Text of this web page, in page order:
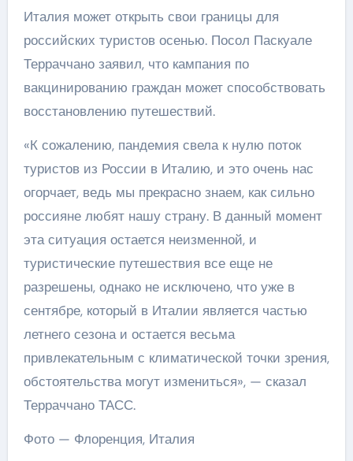
Италия может открыть свои границы для
российских туристов осенью. Посол Паскуале
Терраччано заявил, что кампания по
вакцинированию граждан может способствовать
восстановлению путешествий.
«К сожалению, пандемия свела к нулю поток
туристов из России в Италию, и это очень нас
огорчает, ведь мы прекрасно знаем, как сильно
россияне любят нашу страну. В данный момент
эта ситуация остается неизменной, и
туристические путешествия все еще не
разрешены, однако не исключено, что уже в
сентябре, который в Италии является частью
летнего сезона и остается весьма
привлекательным с климатической точки зрения,
обстоятельства могут измениться», — сказал
Терраччано ТАСС.
Фото — Флоренция, Италия